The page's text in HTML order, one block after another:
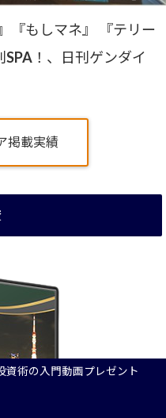
資術の入門動画プレゼント
『もしマネ』 『テリー
SPA！、日刊ゲンダイ
掲載実績